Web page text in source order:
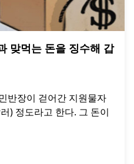
맞먹는 돈을 징수해 갑
반장이 걷어간 지원물자
) 정도라고 한다. 그 돈이